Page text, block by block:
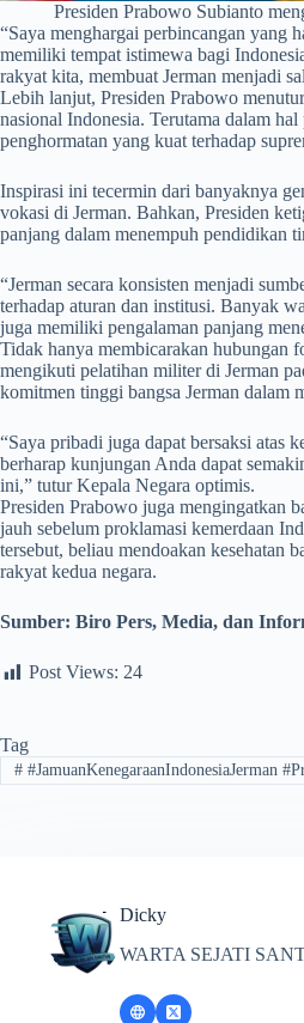
Presiden Prabowo Subianto
​“Saya menghargai perbincangan yang
memiliki tempat istimewa bagi
rakyat kita, membuat Jerman menjadi
Lebih lanjut, Presiden Prabowo
nasional Indonesia. Terutama dalam
penghormatan yang kuat terhadap
​Inspirasi ini tecermin dari banyaknya
vokasi di Jerman. Bahkan, Presiden
panjang dalam menempuh pendidikan
​“Jerman secara konsisten menjadi
terhadap aturan dan institusi. Banyak
juga memiliki pengalaman panjang
Tidak hanya membicarakan hubungan
mengikuti pelatihan militer di Jerman
komitmen tinggi bangsa Jerman dalam
​“Saya pribadi juga dapat bersaksi atas
berharap kunjungan Anda dapat
ini,” tutur Kepala Negara optimis.
Presiden Prabowo juga mengingatkan
jauh sebelum proklamasi kemerdaan
tersebut, beliau mendoakan kesehatan
rakyat kedua negara.
Sumber: Biro Pers, Media, dan
Post Views: 24
Tag
##JamuanKenegaraanIndonesiaJerman
Dicky
WARTA SEJATI